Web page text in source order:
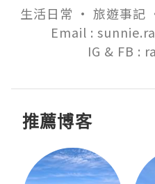
生活日常 • 旅遊事記
Email :
IG & FB :
推薦博客